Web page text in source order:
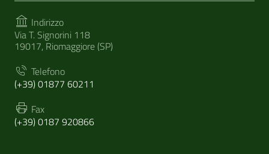
Indirizzo
Via T. Signorini 118
19017, Riomaggiore (SP)
Telefono
(+39) 01877 60211
Fax
(+39) 0187 920866